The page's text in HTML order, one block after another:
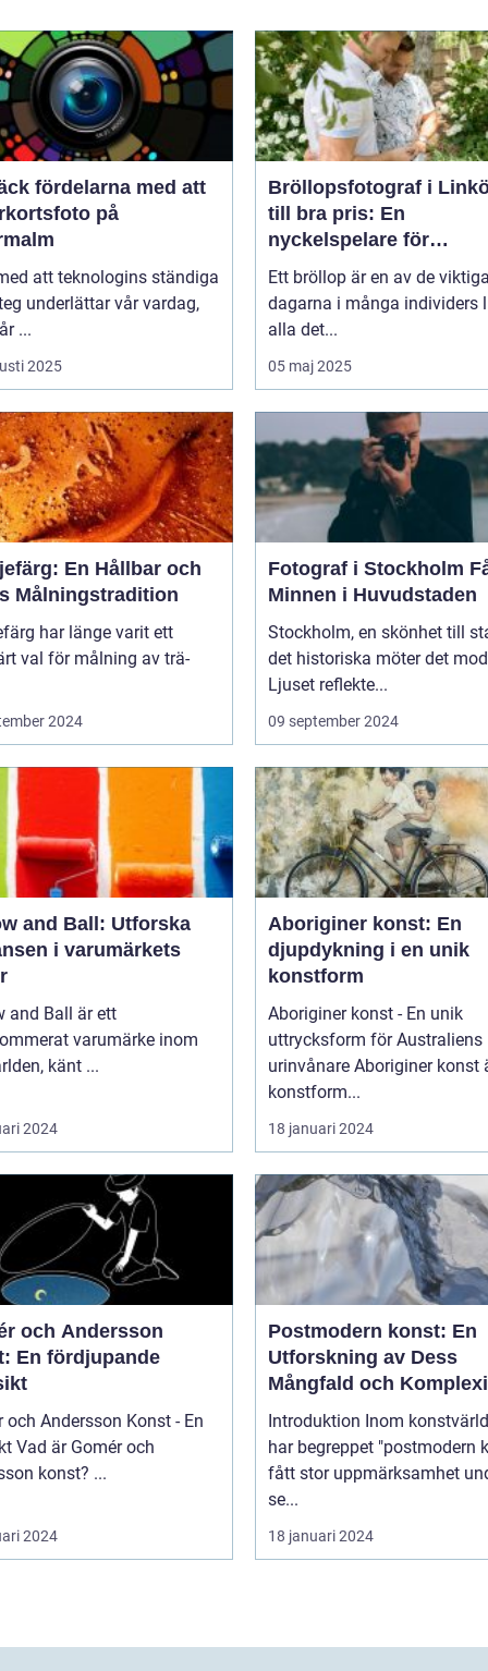
fördelarna med att
på
att teknologins ständiga
underlättar vår vardag,
...
2025
Bröllopsfotograf i
till bra pris: En
nyckelspelare för
oförglömliga minnen
Ett bröllop är en av de
dagarna i många individers
alla det...
05 maj 2025
En Hållbar och
Målningstradition
har länge varit ett
val för målning av trä-
2024
Fotograf i Stockholm Fånga
Minnen i Huvudstaden
Stockholm, en skönhet till
det historiska möter det
Ljuset reflekte...
09 september 2024
and Ball: Utforska
i varumärkets
and Ball är ett
varumärke inom
känt ...
2024
Aboriginer konst: En
djupdykning i en unik
konstform
Aboriginer konst - En unik
uttrycksform för Australiens
urinvånare Aboriginer konst är en
konstform...
18 januari 2024
och Andersson
En fördjupande
och Andersson Konst - En
och
Andersson konst? ...
2024
Postmodern konst: En
Utforskning av Dess
Mångfald och
Introduktion Inom konstvärlden
har begreppet "postmodern
fått stor uppmärksamhet
se...
18 januari 2024